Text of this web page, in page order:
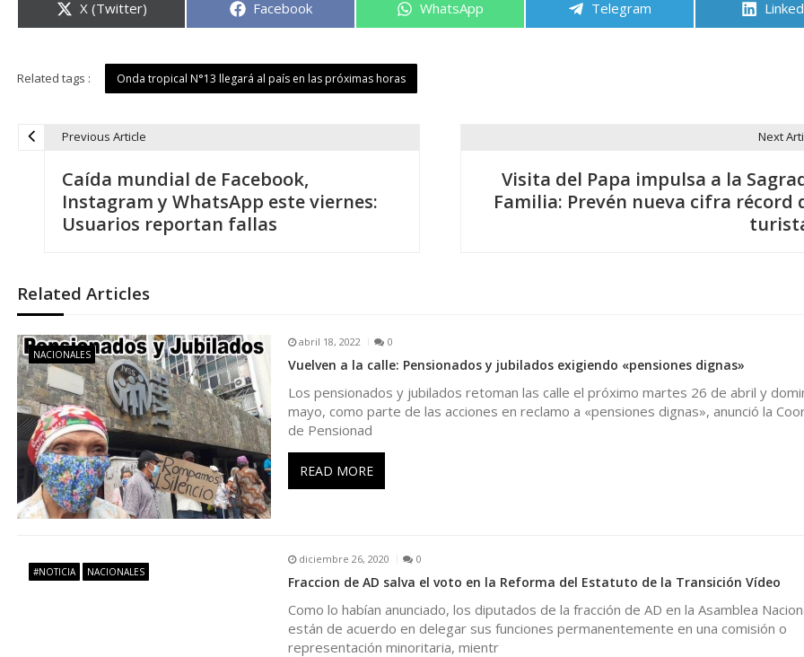
Compartir
en
X (Twitter) Compartir
Facebook Compartir
WhatsApp Compartir
Telegram
Related tags : Onda tropical N°13 llegará al país en las próximas horas
e
g
a
c
i
ó
n
Previous Article
Caída mundial de Facebook,
Instagram y WhatsApp este viernes:
Usuarios reportan fallas
Next
Visita del Papa impulsa a la
Familia: Prevén nueva cifra récord
Related Articles
NACIONALES
abril 18, 2022 0
Vuelven a la calle: Pensionados y jubilados exigiendo «pensiones dignas»
Los pensionados y jubilados retoman las calle el próximo martes 26 de abril y
mayo, como parte de las acciones en reclamo a «pensiones dignas», anunció la
de Pensionad
READ MORE
#NOTICIA NACIONALES
diciembre 26, 2020 0
Fraccion de AD salva el voto en la Reforma del Estatuto de la Transición Vídeo
Como lo habían anunciado, los diputados de la fracción de AD en la Asamblea
están de acuerdo en delegar sus funciones permanentemente en una comisión o
representación minoritaria, mientr